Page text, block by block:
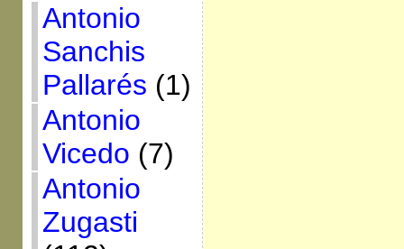
Antonio
Sanchis
Pallarés (1)
Antonio
Vicedo (7)
Antonio
Zugasti